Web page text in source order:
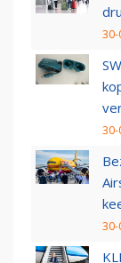
30-
30-
30-